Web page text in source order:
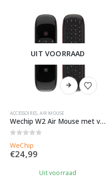
UIT VOORRAAD
ACCESSOIRES, AIR MOUSE
Wechip W2 Air Mouse met voice
WeChip
€24,99
Uit voorraad